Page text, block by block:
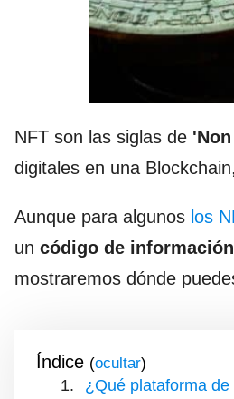
NFT son las siglas de
digitales en una
Aunque para algunos los
un código de información
mostraremos dónde
Índice ( )
¿Qué plataforma